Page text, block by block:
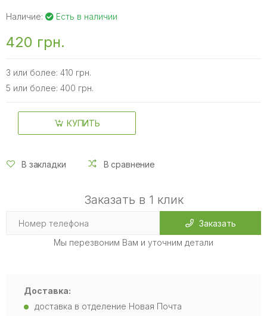
Наличие: Есть в наличии
420 грн.
3 или более: 410 грн.
5 или более: 400 грн.
КУПИТЬ
В закладки В сравнение
Заказать в 1 клик
Заказать
Мы перезвоним Вам и уточним детали
Доставка:
доставка в отделение Новая Почта